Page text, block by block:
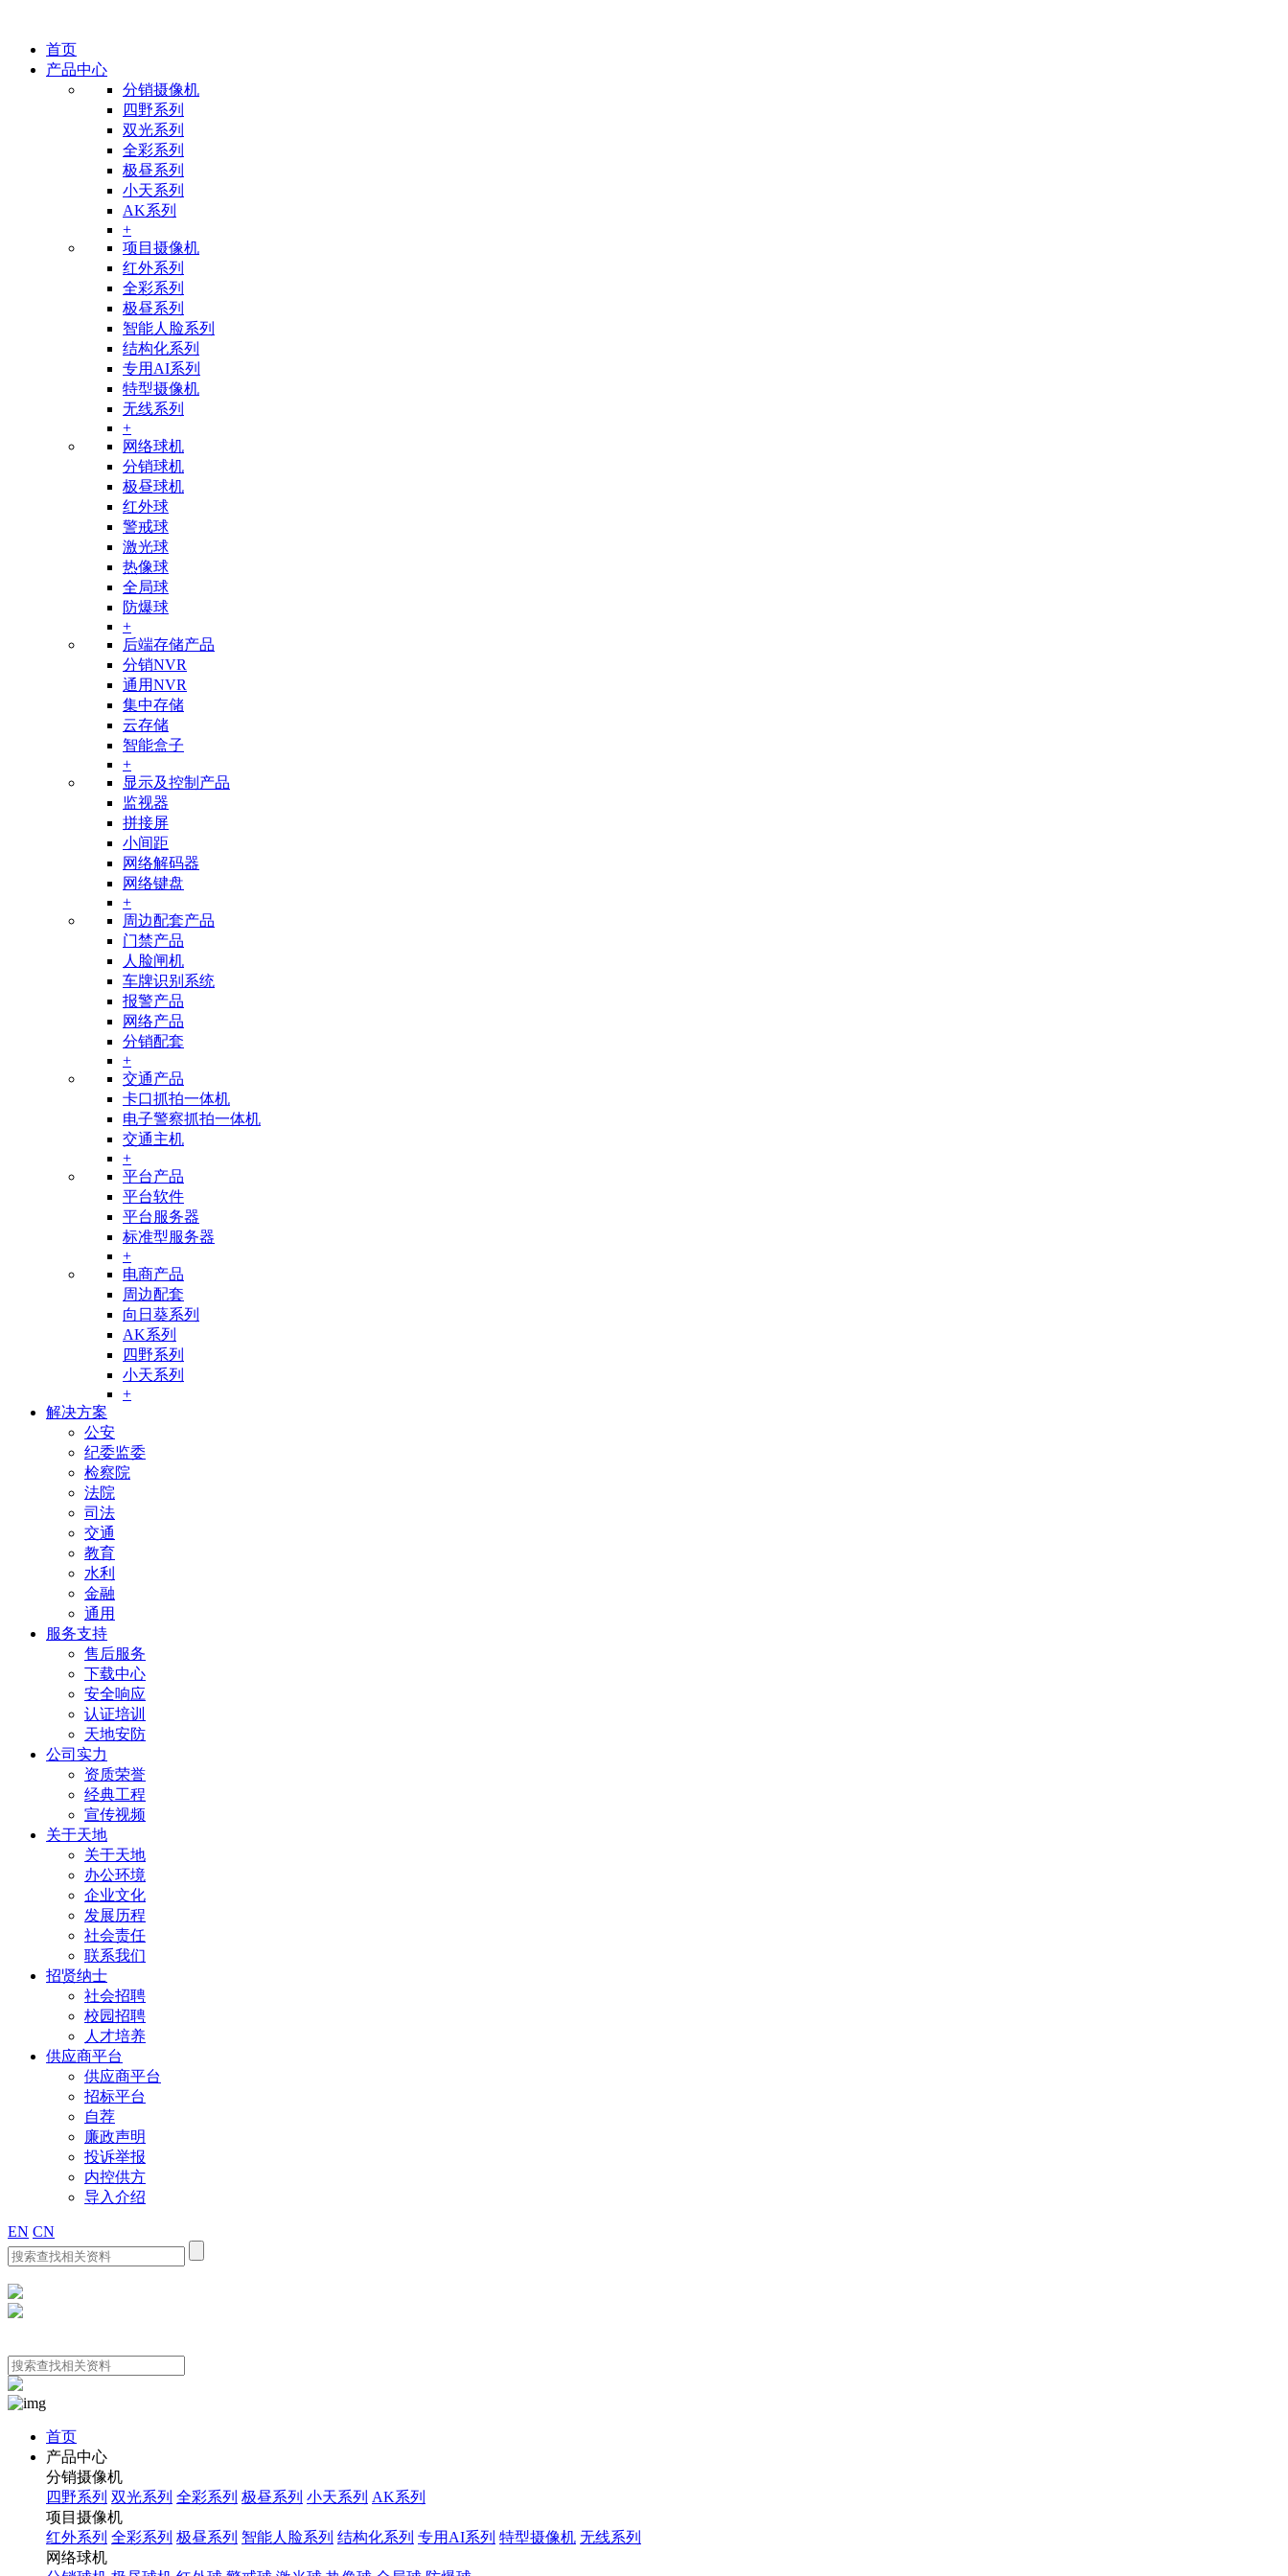
首页
产品中心
分销摄像机
四野系列
双光系列
全彩系列
极昼系列
小天系列
AK系列
+
项目摄像机
红外系列
全彩系列
极昼系列
智能人脸系列
结构化系列
专用AI系列
特型摄像机
无线系列
+
网络球机
分销球机
极昼球机
红外球
警戒球
激光球
热像球
全局球
防爆球
+
后端存储产品
分销NVR
通用NVR
集中存储
云存储
智能盒子
+
显示及控制产品
监视器
拼接屏
小间距
网络解码器
网络键盘
+
周边配套产品
门禁产品
人脸闸机
车牌识别系统
报警产品
网络产品
分销配套
+
交通产品
卡口抓拍一体机
电子警察抓拍一体机
交通主机
+
平台产品
平台软件
平台服务器
标准型服务器
+
电商产品
周边配套
向日葵系列
AK系列
四野系列
小天系列
+
解决方案
公安
纪委监委
检察院
法院
司法
交通
教育
水利
金融
通用
服务支持
售后服务
下载中心
安全响应
认证培训
天地安防
公司实力
资质荣誉
经典工程
宣传视频
关于天地
关于天地
办公环境
企业文化
发展历程
社会责任
联系我们
招贤纳士
社会招聘
校园招聘
人才培养
供应商平台
供应商平台
招标平台
自荐
廉政声明
投诉举报
内控供方
导入介绍
EN CN
首页
产品中心
分销摄像机
四野系列 双光系列 全彩系列 极昼系列 小天系列 AK系列
项目摄像机
红外系列 全彩系列 极昼系列 智能人脸系列 结构化系列 专用AI系列 特型摄像机 无线系列
网络球机